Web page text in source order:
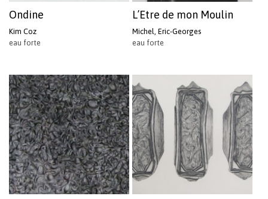
Ondine
Kim Coz
eau forte
L’Etre de mon Moulin
Michel, Eric-Georges
eau forte